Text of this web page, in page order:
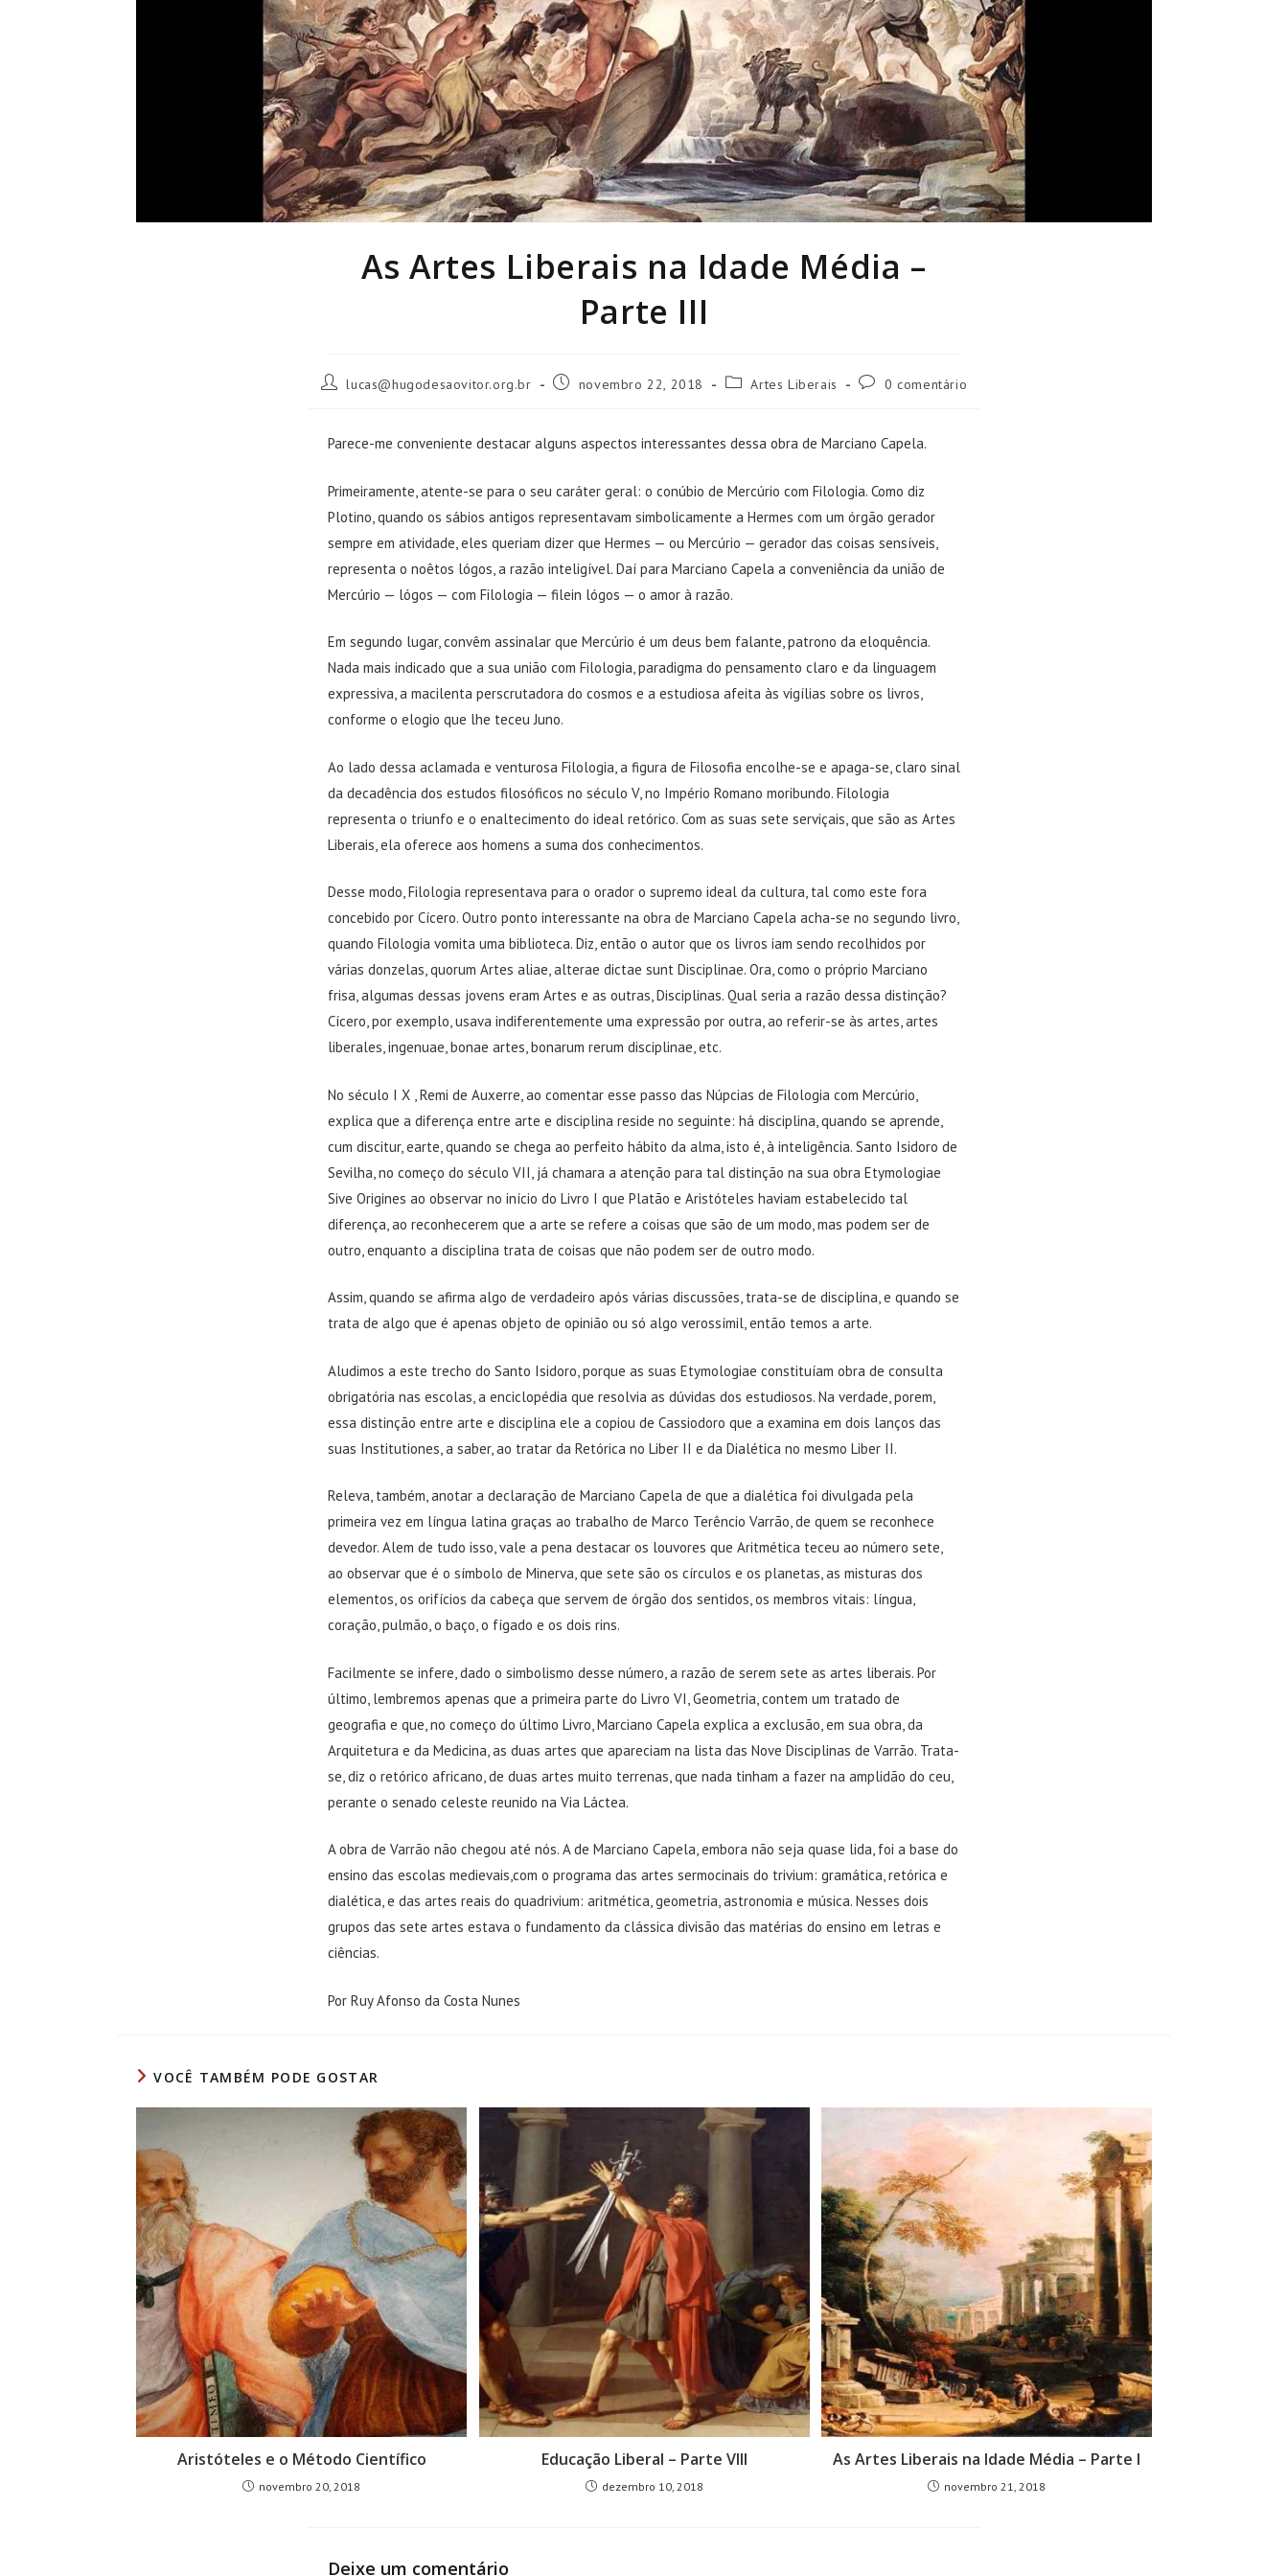
As Artes Liberais na Idade Média –
Parte III
Autorlucas@hugodesaovitor.org.br
Post novembro 22, 2018
Categoria
Artes Liberais
Comentários
0 comentário
Parece-me conveniente destacar alguns aspectos interessantes dessa obra de Marciano Capela.
Primeiramente, atente-se para o seu caráter geral: o conúbio de Mercúrio com Filologia. Como diz
Plotino, quando os sábios antigos representavam simbolicamente a Hermes com um órgão gerador
sempre em atividade, eles queriam dizer que Hermes — ou Mercúrio — gerador das coisas sensíveis,
representa o noêtos lógos, a razão inteligível. Daí para Marciano Capela a conveniência da união de
Mercúrio — lógos — com Filologia — filein lógos — o amor à razão.
Em segundo lugar, convêm assinalar que Mercúrio é um deus bem falante, patrono da eloquência.
Nada mais indicado que a sua união com Filologia, paradigma do pensamento claro e da linguagem
expressiva, a macilenta perscrutadora do cosmos e a estudiosa afeita às vigílias sobre os livros,
conforme o elogio que lhe teceu Juno.
Ao lado dessa aclamada e venturosa Filologia, a figura de Filosofia encolhe-se e apaga-se, claro sinal
da decadência dos estudos filosóficos no século V, no Império Romano moribundo. Filologia
representa o triunfo e o enaltecimento do ideal retórico. Com as suas sete serviçais, que são as Artes
Liberais, ela oferece aos homens a suma dos conhecimentos.
Desse modo, Filologia representava para o orador o supremo ideal da cultura, tal como este fora
concebido por Cícero. Outro ponto interessante na obra de Marciano Capela acha-se no segundo livro,
quando Filologia vomita uma biblioteca. Diz, então o autor que os livros iam sendo recolhidos por
várias donzelas, quorum Artes aliae, alterae dictae sunt Disciplinae. Ora, como o próprio Marciano
frisa, algumas dessas jovens eram Artes e as outras, Disciplinas. Qual seria a razão dessa distinção?
Cícero, por exemplo, usava indiferentemente uma expressão por outra, ao referir-se às artes, artes
liberales, ingenuae, bonae artes, bonarum rerum disciplinae, etc.
No século I X , Remi de Auxerre, ao comentar esse passo das Núpcias de Filologia com Mercúrio,
explica que a diferença entre arte e disciplina reside no seguinte: há disciplina, quando se aprende,
cum discitur, earte, quando se chega ao perfeito hábito da alma, isto é, à inteligência. Santo Isidoro de
Sevilha, no começo do século VII, já chamara a atenção para tal distinção na sua obra Etymologiae
Sive Origines ao observar no início do Livro I que Platão e Aristóteles haviam estabelecido tal
diferença, ao reconhecerem que a arte se refere a coisas que são de um modo, mas podem ser de
outro, enquanto a disciplina trata de coisas que não podem ser de outro modo.
Assim, quando se afirma algo de verdadeiro após várias discussões, trata-se de disciplina, e quando se
trata de algo que é apenas objeto de opinião ou só algo verossímil, então temos a arte.
Aludimos a este trecho do Santo Isidoro, porque as suas Etymologiae constituíam obra de consulta
obrigatória nas escolas, a enciclopédia que resolvia as dúvidas dos estudiosos. Na verdade, porem,
essa distinção entre arte e disciplina ele a copiou de Cassiodoro que a examina em dois lanços das
suas Institutiones, a saber, ao tratar da Retórica no Liber II e da Dialética no mesmo Liber II.
Releva, também, anotar a declaração de Marciano Capela de que a dialética foi divulgada pela
primeira vez em língua latina graças ao trabalho de Marco Terêncio Varrão, de quem se reconhece
devedor. Alem de tudo isso, vale a pena destacar os louvores que Aritmética teceu ao número sete,
ao observar que é o símbolo de Minerva, que sete são os círculos e os planetas, as misturas dos
elementos, os orifícios da cabeça que servem de órgão dos sentidos, os membros vitais: língua,
coração, pulmão, o baço, o fígado e os dois rins.
Facilmente se infere, dado o simbolismo desse número, a razão de serem sete as artes liberais. Por
último, lembremos apenas que a primeira parte do Livro VI, Geometria, contem um tratado de
geografia e que, no começo do último Livro, Marciano Capela explica a exclusão, em sua obra, da
Arquitetura e da Medicina, as duas artes que apareciam na lista das Nove Disciplinas de Varrão. Trata-
se, diz o retórico africano, de duas artes muito terrenas, que nada tinham a fazer na amplidão do ceu,
perante o senado celeste reunido na Via Láctea.
A obra de Varrão não chegou até nós. A de Marciano Capela, embora não seja quase lida, foi a base do
ensino das escolas medievais,com o programa das artes sermocinais do trivium: gramática, retórica e
dialética, e das artes reais do quadrivium: aritmética, geometria, astronomia e música. Nesses dois
grupos das sete artes estava o fundamento da clássica divisão das matérias do ensino em letras e
ciências.
Por Ruy Afonso da Costa Nunes
VOCÊ TAMBÉM PODE GOSTAR
Aristóteles e o Método Científico
novembro 20, 2018
Educação Liberal – Parte VIII
dezembro 10, 2018
As Artes Liberais na Idade Média – Parte I
novembro 21, 2018
Deixe um comentário